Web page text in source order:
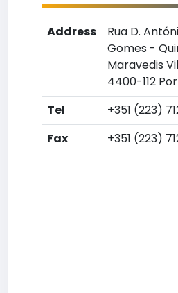
Address
Rua D.
Gomes -
Maravedis
4400-112
Tel
+351 (223)
Fax
+351 (223)